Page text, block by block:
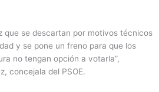
que se descartan por motivos técnicos
y se pone un freno para que los
no tengan opción a votarla”,
concejala del PSOE.